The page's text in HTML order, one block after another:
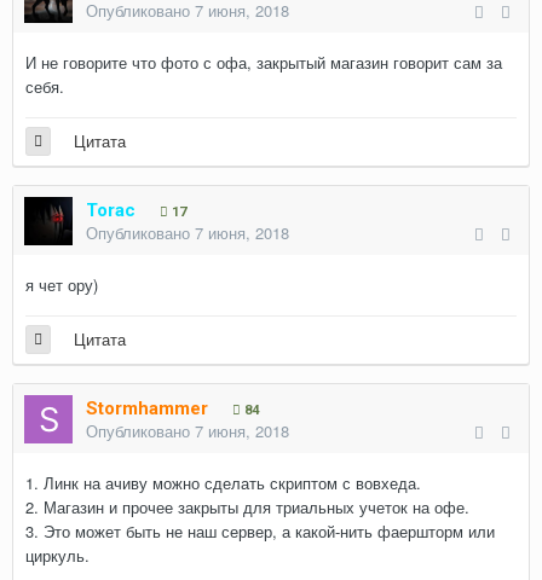
Опубликовано 7 июня, 2018
И не говорите что фото с офа, закрытый магазин говорит сам за
себя.
Цитата
Torac 17
Опубликовано 7 июня, 2018
я чет ору)
Цитата
Stormhammer 84
Опубликовано 7 июня, 2018
1. Линк на ачиву можно сделать скриптом с вовхеда.
2. Магазин и прочее закрыты для триальных учеток на офе.
3. Это может быть не наш сервер, а какой-нить фаершторм или
циркуль.